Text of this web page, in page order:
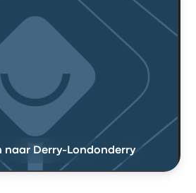
naar Derry-Londonderry